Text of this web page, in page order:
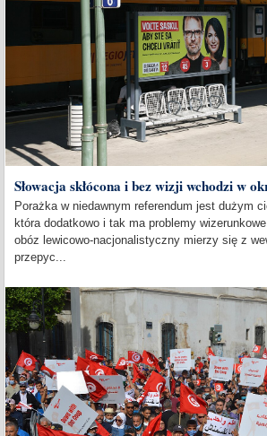
Słowacja skłócona i bez wizji wchodzi w
Porażka w niedawnym referendum jest dużym
która dodatkowo i tak ma problemy
obóz lewicowo-nacjonalistyczny mierzy się z
przepyc...